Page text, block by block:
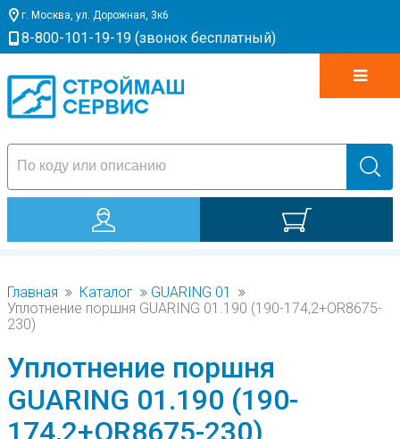
г. Москва, ул. Дорожная, 3к6
8-800-101-19-19 (звонок бесплатный)
Главная Каталог
GUARING 01
Уплотнение поршня GUARING 01.190 (190-174,2+OR8675-
230)
Уплотнение поршня
GUARING 01.190 (190-